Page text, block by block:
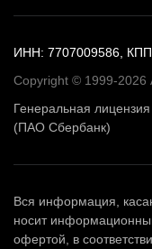
ИНН: 7707009586,
Copyright © 1999-2026
Генеральная
(ПАО Сбербанк)
Вся информация,
носит
офертой, в